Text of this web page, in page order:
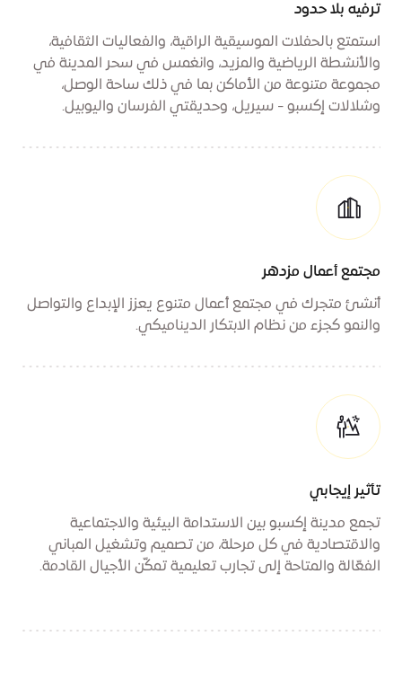
ترفيه بلا حدود
استمتع بالحفلات الموسيقية الراقية، والفعاليات الثقافية،
والأنشطة الرياضية والمزيد، وانغمس في سحر المدينة في
مجموعة متنوعة من الأماكن بما في ذلك ساحة الوصل،
وشلالات إكسبو - سيريل، وحديقتي الفرسان واليوبيل.
مجتمع أعمال مزدهر
أنشئ متجرك في مجتمع أعمال متنوع يعزز الإبداع والتواصل
والنمو كجزء من نظام الابتكار الديناميكي.
تأثير إيجابي
تجمع مدينة إكسبو بين الاستدامة البيئية والاجتماعية
والاقتصادية في كل مرحلة، من تصميم وتشغيل المباني
الفعّالة والمتاحة إلى تجارب تعليمية تمكّن الأجيال القادمة.